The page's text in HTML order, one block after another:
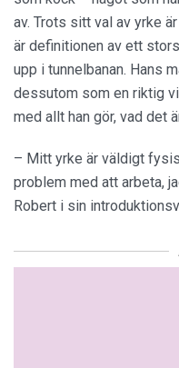
av. Trots sitt val av yrke
är definitionen av ett
upp i tunnelbanan. Hans
dessutom som en riktig
med allt han gör, vad det
– Mitt yrke är väldigt
problem med att arbeta,
Robert i sin